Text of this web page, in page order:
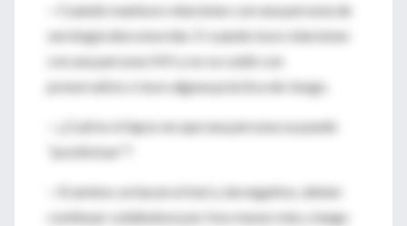
—Cuando mantuvo relaciones con una persona de
serología desconocida. O cuando tuvo relaciones
con una persona VIH y no se cuidó con
preservativo o tuvo alguna práctica de riesgo.
—¿Cuál es el lapso en que una persona se puede
"positivizar"?
—Si ambos se hacen el test y da negativo, deben
continuar cuidándose por tres meses más y luego